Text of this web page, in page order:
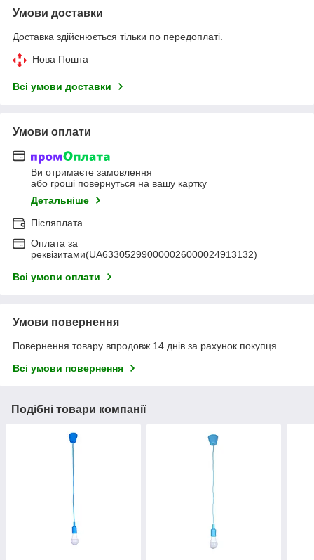
Умови доставки
Доставка здійснюється тільки по передоплаті.
Нова Пошта
Всі умови доставки
Умови оплати
Ви отримаєте замовлення
або гроші повернуться на вашу картку
Детальніше
Післяплата
Оплата за
реквізитами(UA633052990000026000024913132)
Всі умови оплати
Умови повернення
Повернення товару впродовж 14 днів за рахунок покупця
Всі умови повернення
Подібні товари компанії